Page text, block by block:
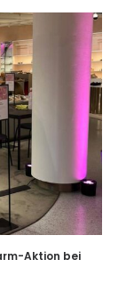
Aktion bei